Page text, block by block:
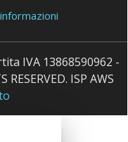
IVA 13868590962 -
ISP AWS